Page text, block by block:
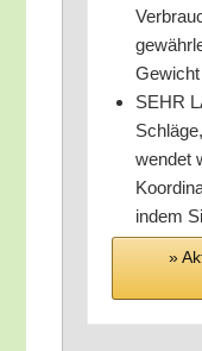
SEHR
wen­det
indem
»